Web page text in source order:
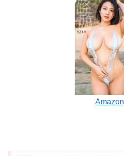
Amazon